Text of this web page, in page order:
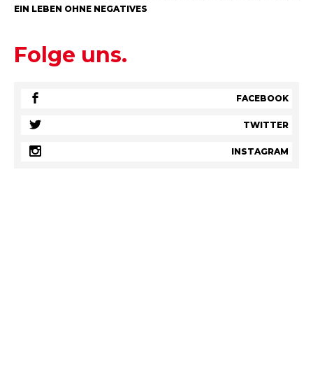
EIN LEBEN OHNE NEGATIVES
Folge uns.
FACEBOOK
TWITTER
INSTAGRAM